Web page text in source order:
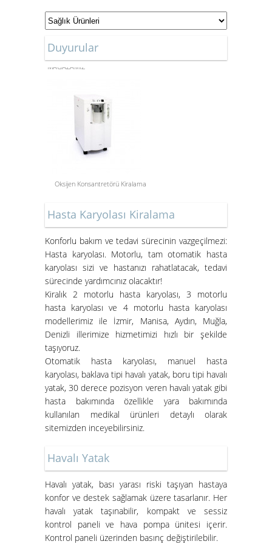
Duyurular
ONLİNE ALIŞVERİŞ
MAĞAZAMIZ
Oksijen Konsantretörü Kiralama
Öneme Sahip Bir Araç
Yatakları
İzmir Konak Hasta Yatağı
Kurulumları Devam Ediyor
Hasta Karyolası ve Havalı Yatak
Nasıl Kurulur?
Hasta Karyolası Kiralama
Konforlu bakım ve tedavi sürecinin vazgeçilmezi:
Hasta karyolası. Motorlu, tam otomatik hasta
karyolası sizi ve hastanızı rahatlatacak, tedavi
sürecinde yardımcınız olacaktır!
Kiralık 2 motorlu hasta karyolası, 3 motorlu
hasta karyolası ve 4 motorlu hasta karyolası
modellerimiz ile İzmir, Manisa, Aydın, Muğla,
Denizli illerimize hizmetimizi hızlı bir şekilde
taşıyoruz.
Otomatik hasta karyolası, manuel hasta
karyolası, baklava tipi havalı yatak, boru tipi havalı
yatak, 30 derece pozisyon veren havalı yatak gibi
hasta bakımında özellikle yara bakımında
kullanılan medikal ürünleri detaylı olarak
sitemizden inceyebilirsiniz.
Havalı Yatak
Havalı yatak, bası yarası riski taşıyan hastaya
konfor ve destek sağlamak üzere tasarlanır. Her
havalı yatak taşınabilir, kompakt ve sessiz
kontrol paneli ve hava pompa ünitesi içerir.
Kontrol paneli üzerinden basınç değiştirilebilir.